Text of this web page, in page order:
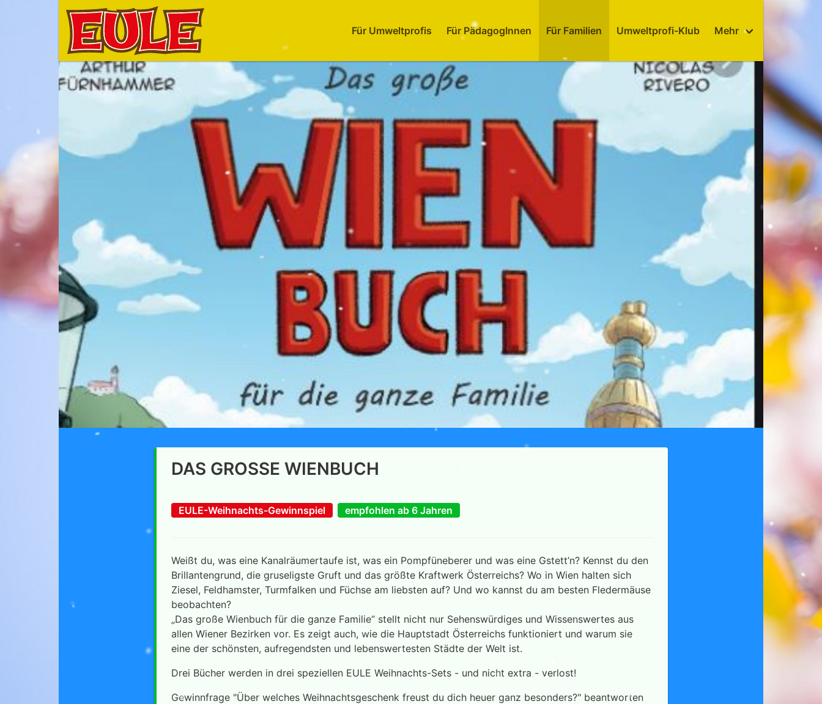
Für Umweltprofis Für PädagogInnen Für Familien Umweltprofi-Klub Mehr
DAS GROSSE WIENBUCH
EULE-Weihnachts-Gewinnspiel empfohlen ab 6 Jahren
Weißt du, was eine Kanalräumertaufe ist, was ein Pompfüneberer und was eine Gstett’n? Kennst du den
Brillantengrund, die gruseligste Gruft und das größte Kraftwerk Österreichs? Wo in Wien halten sich
Ziesel, Feldhamster, Turmfalken und Füchse am liebsten auf? Und wo kannst du am besten Fledermäuse
beobachten?
„Das große Wienbuch für die ganze Familie“ stellt nicht nur Sehenswürdiges und Wissenswertes aus
allen Wiener Bezirken vor. Es zeigt auch, wie die Hauptstadt Österreichs funktioniert und warum sie
eine der schönsten, aufregendsten und lebenswertesten Städte der Welt ist.
Drei Bücher werden in drei speziellen EULE Weihnachts-Sets - und nicht extra - verlost!
Gewinnfrage "Über welches Weihnachtsgeschenk freust du dich heuer ganz besonders?" beantworten